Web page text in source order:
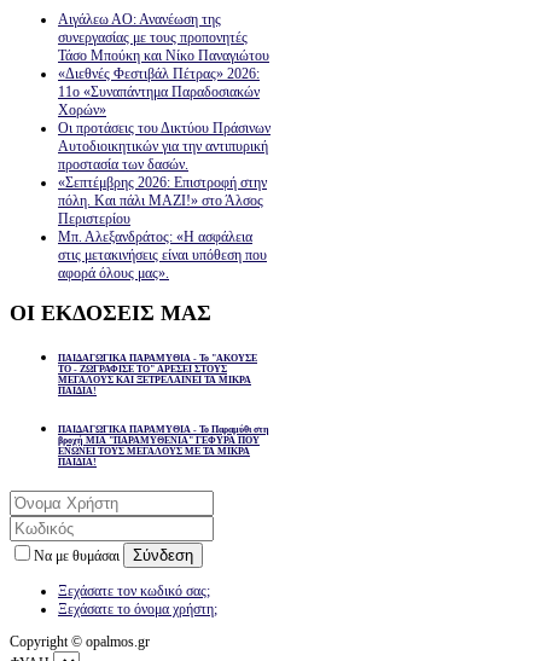
Αιγάλεω ΑΟ: Ανανέωση της
συνεργασίας με τους προπονητές
Τάσο Μπούκη και Νίκο Παναγιώτου
«Διεθνές Φεστιβάλ Πέτρας» 2026:
11ο «Συναπάντημα Παραδοσιακών
Χορών»
Οι προτάσεις του Δικτύου Πράσινων
Αυτοδιοικητικών για την αντιπυρική
προστασία των δασών.
«Σεπτέμβρης 2026: Επιστροφή στην
πόλη. Και πάλι ΜΑΖΙ!» στο Άλσος
Περιστερίου
Μπ. Αλεξανδράτος: «Η ασφάλεια
στις μετακινήσεις είναι υπόθεση που
αφορά όλους μας».
ΟΙ ΕΚΔΟΣΕΙΣ ΜΑΣ
ΠΑΙΔΑΓΩΓΙΚΑ ΠΑΡΑΜΥΘΙΑ - Το "ΑΚΟΥΣΕ
ΤΟ - ΖΩΓΡΑΦΙΣΕ ΤΟ" ΑΡΕΣΕΙ ΣΤΟΥΣ
ΜΕΓΑΛΟΥΣ ΚΑΙ ΞΕΤΡΕΛΑΙΝΕΙ ΤΑ ΜΙΚΡΑ
ΠΑΙΔΙΑ!
ΠΑΙΔΑΓΩΓΙΚΑ ΠΑΡΑΜΥΘΙΑ - Το Παραμύθι στη
βροχή ΜΙΑ "ΠΑΡΑΜΥΘΕΝΙΑ" ΓΕΦΥΡΑ ΠΟΥ
ΕΝΩΝΕΙ ΤΟΥΣ ΜΕΓΑΛΟΥΣ ΜΕ ΤΑ ΜΙΚΡΑ
ΠΑΙΔΙΑ!
Να με θυμάσαι Σύνδεση
Ξεχάσατε τον κωδικό σας;
Ξεχάσατε το όνομα χρήστη;
Copyright © opalmos.gr